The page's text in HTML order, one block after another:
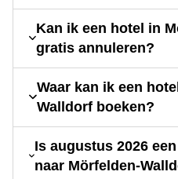
Kan ik een hotel in
gratis annuleren?
Waar kan ik een
Walldorf boeken?
Is augustus 2026
naar Mörfelden-